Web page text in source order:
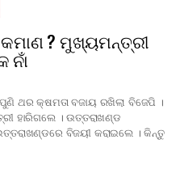
? ମୁଖ୍ୟମନ୍ତ୍ରୀ
ନାଁ
ଥର କ୍ଷମତା ବଜାୟ ରଖିଲା ବିଜେପି ।
ହାରିଗଲେ । ଉତ୍ତରାଖଣ୍ଡ
ବିଜୟୀ କରାଇଲେ । କିନ୍ତୁ